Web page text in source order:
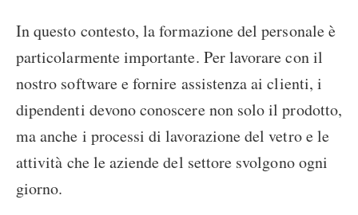
In questo contesto, la formazione del personale è
particolarmente importante. Per lavorare con il
nostro software e fornire assistenza ai clienti, i
dipendenti devono conoscere non solo il prodotto,
ma anche i processi di lavorazione del vetro e le
attività che le aziende del settore svolgono ogni
giorno.